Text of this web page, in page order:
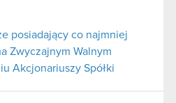
posiadający co najmniej
Zwyczajnym Walnym
Akcjonariuszy Spółki